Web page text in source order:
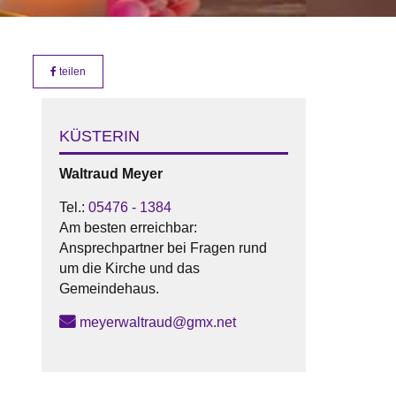
teilen
KÜSTERIN
Waltraud Meyer
Tel.: 05476 - 1384
Am besten erreichbar:
Ansprechpartner bei Fragen rund
um die Kirche und das
Gemeindehaus.
meyerwaltraud@gmx.net